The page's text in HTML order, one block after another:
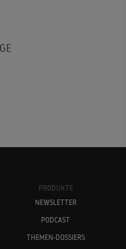
PRODUKTE
NEWSLETTER
PODCAST
THEMEN-DOSSIERS